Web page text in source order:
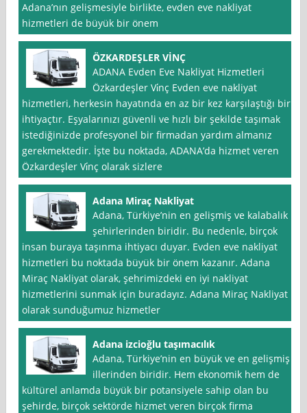
Adana’nın gelişmesiyle birlikte, evden eve nakliyat
hizmetleri de büyük bir önem
ÖZKARDEŞLER VİNÇ
ADANA Evden Eve Nakliyat Hizmetleri
Özkardeşler Vi̇nç Evden eve nakliyat
hizmetleri, herkesin hayatında en az bir kez karşılaştığı bir
ihtiyaçtır. Eşyalarınızı güvenli ve hızlı bir şekilde taşımak
istediğinizde profesyonel bir firmadan yardım almanız
gerekmektedir. İşte bu noktada, ADANA’da hizmet veren
Özkardeşler Vi̇nç olarak sizlere
Adana Miraç Nakliyat
Adana, Türkiye’nin en gelişmiş ve kalabalık
şehirlerinden biridir. Bu nedenle, birçok
insan buraya taşınma ihtiyacı duyar. Evden eve nakliyat
hizmetleri bu noktada büyük bir önem kazanır. Adana
Miraç Nakliyat olarak, şehrimizdeki en iyi nakliyat
hizmetlerini sunmak için buradayız. Adana Miraç Nakliyat
olarak sunduğumuz hizmetler
Adana izcioğlu taşımacılık
Adana, Türkiye’nin en büyük ve en gelişmiş
illerinden biridir. Hem ekonomik hem de
kültürel anlamda büyük bir potansiyele sahip olan bu
şehirde, birçok sektörde hizmet veren birçok firma